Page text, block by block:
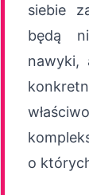
siebie
będą
nawyki,
o